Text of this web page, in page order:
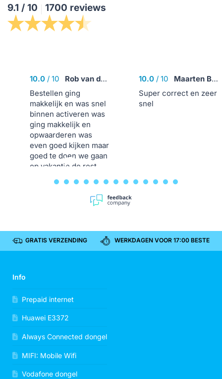
9.1 / 10 1700 reviews
10.0 / 10
Rob van der Meij
Bestellen ging
makkelijk en was snel
binnen activeren was
ging makkelijk en
opwaarderen was
even goed kijken maar
goed te doen we gaan
op vakantie de rest
10.0 / 10
Maarten Bodt
Super correct en zeer
snel
GRATIS VERZENDING WERKDAGEN VOOR 17:00 BESTELD,
Info
Prepaid internet
Huawei E3372
Always Connected dongel
MIFI: Mobile Wifi
Vodafone dongel